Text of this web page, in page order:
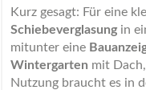
Kurz gesagt: Für eine
Schiebeverglasung in
mitunter eine
Wintergarten mit
Nutzung braucht es in